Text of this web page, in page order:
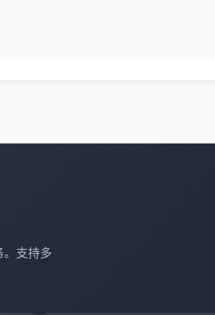
。支持多